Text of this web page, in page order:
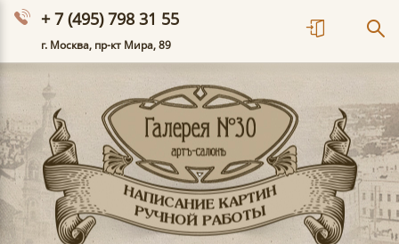
+ 7 (495) 798 31 55
г. Москва, пр-кт Мира, 89